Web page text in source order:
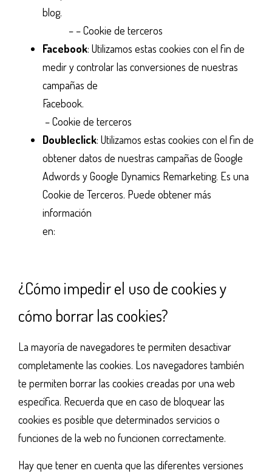
blog.
– – Cookie de terceros
Facebook: Utilizamos estas cookies con el fin de
medir y controlar las conversiones de nuestras
campañas de
Facebook.
– Cookie de terceros
Doubleclick: Utilizamos estas cookies con el fin de
obtener datos de nuestras campañas de Google
Adwords y Google Dynamics Remarketing. Es una
Cookie de Terceros. Puede obtener más
información
en:
¿Cómo impedir el uso de cookies y
cómo borrar las cookies?
La mayoría de navegadores te permiten desactivar
completamente las cookies. Los navegadores también
te permiten borrar las cookies creadas por una web
específica. Recuerda que en caso de bloquear las
cookies es posible que determinados servicios o
funciones de la web no funcionen correctamente.
Hay que tener en cuenta que las diferentes versiones